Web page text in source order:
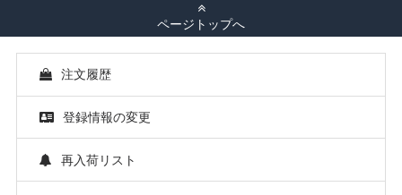
ページトップへ
注文履歴
登録情報の変更
再入荷リスト